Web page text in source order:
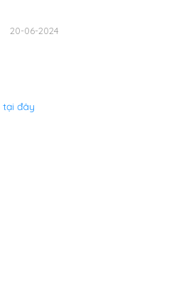
20-06-2024
tại đây